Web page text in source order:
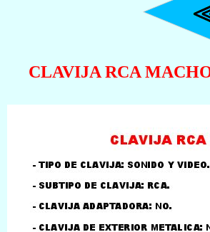
LLAMAR AL
CLAVIJA RCA